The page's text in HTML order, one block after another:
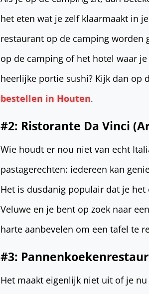
het eten wat je zelf klaarmaakt in
restaurant op de camping worden
op de camping of het hotel waar
heerlijke portie sushi? Kijk dan op
bestellen in Houten.
#2: Ristorante Da Vinci
Wie houdt er nou niet van echt
pastagerechten: iedereen kan
Het is dusdanig populair dat je
Veluwe en je bent op zoek naar
harte aanbevelen om een tafel te
#3:
Het maakt eigenlijk niet uit of je